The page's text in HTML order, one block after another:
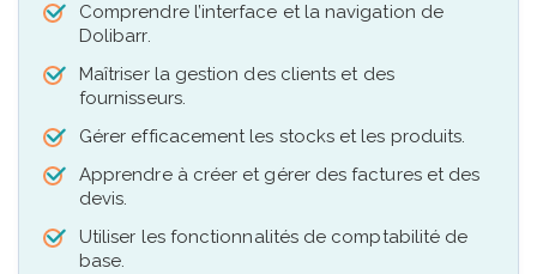
Comprendre l’interface et la navigation de
Dolibarr.
Maîtriser la gestion des clients et des
fournisseurs.
Gérer efficacement les stocks et les produits.
Apprendre à créer et gérer des factures et des
devis.
Utiliser les fonctionnalités de comptabilité de
base.